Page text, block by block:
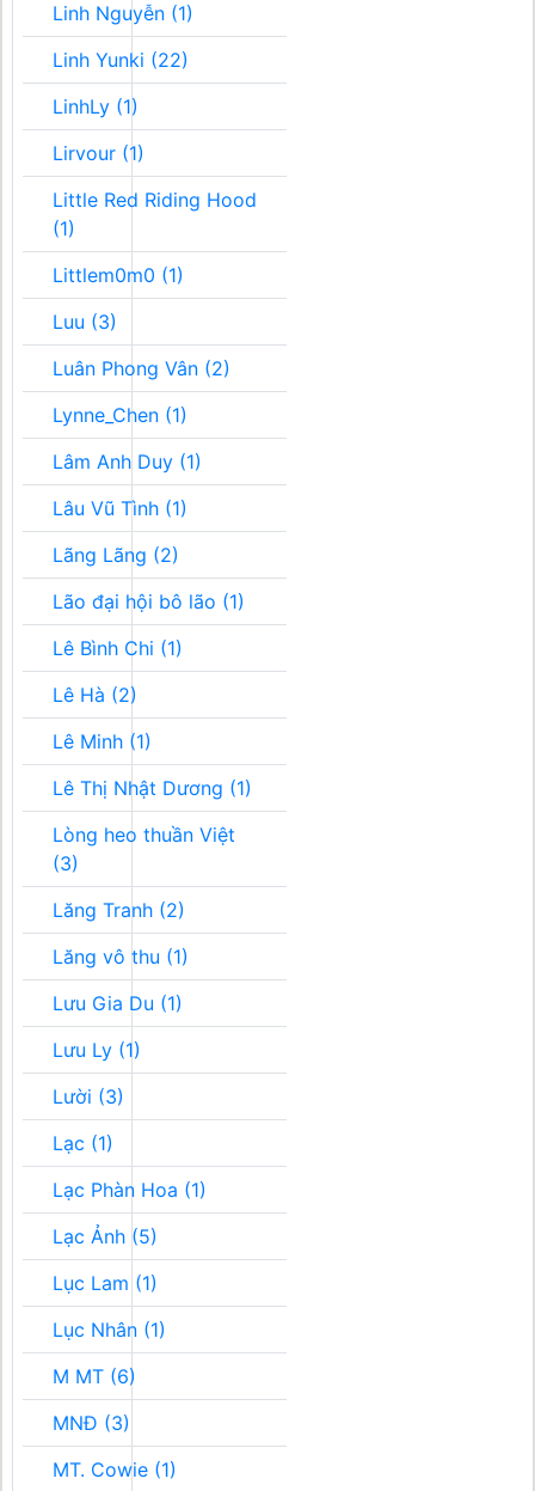
Linh Nguyễn (1)
Linh Yunki (22)
LinhLy (1)
Lirvour (1)
Little Red Riding Hood
(1)
Littlem0m0 (1)
Luu (3)
Luân Phong Vân (2)
Lynne_Chen (1)
Lâm Anh Duy (1)
Lâu Vũ Tình (1)
Lãng Lãng (2)
Lão đại hội bô lão (1)
Lê Bình Chi (1)
Lê Hà (2)
Lê Minh (1)
Lê Thị Nhật Dương (1)
Lòng heo thuần Việt
(3)
Lăng Tranh (2)
Lăng vô thu (1)
Lưu Gia Du (1)
Lưu Ly (1)
Lười (3)
Lạc (1)
Lạc Phàn Hoa (1)
Lạc Ảnh (5)
Lục Lam (1)
Lục Nhân (1)
M MT (6)
MNĐ (3)
MT. Cowie (1)